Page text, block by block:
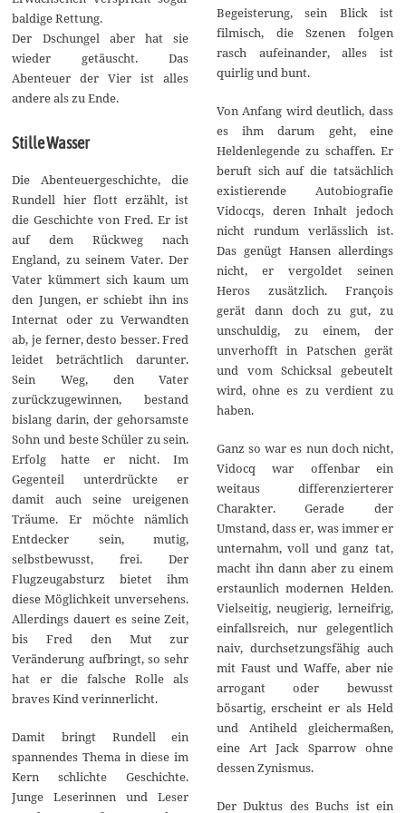
baldige Rettung.
Der Dschungel aber hat sie
wieder getäuscht. Das
Abenteuer der Vier ist alles
andere als zu Ende.
Stille Wasser
Die Abenteuergeschichte, die
Rundell hier flott erzählt, ist
die Geschichte von Fred. Er ist
auf dem Rückweg nach
England, zu seinem Vater. Der
Vater kümmert sich kaum um
den Jungen, er schiebt ihn ins
Internat oder zu Verwandten
ab, je ferner, desto besser. Fred
leidet beträchtlich darunter.
Sein Weg, den Vater
zurückzugewinnen, bestand
bislang darin, der gehorsamste
Sohn und beste Schüler zu sein.
Erfolg hatte er nicht. Im
Gegenteil unterdrückte er
damit auch seine ureigenen
Träume. Er möchte nämlich
Entdecker sein, mutig,
selbstbewusst, frei. Der
Flugzeugabsturz bietet ihm
diese Möglichkeit unversehens.
Allerdings dauert es seine Zeit,
bis Fred den Mut zur
Veränderung aufbringt, so sehr
hat er die falsche Rolle als
braves Kind verinnerlicht.
Damit bringt Rundell ein
spannendes Thema in diese im
Kern schlichte Geschichte.
Junge Leserinnen und Leser
Begeisterung, sein Blick ist
filmisch, die Szenen folgen
rasch aufeinander, alles ist
quirlig und bunt.
Von Anfang wird deutlich, dass
es ihm darum geht, eine
Heldenlegende zu schaffen. Er
beruft sich auf die tatsächlich
existierende Autobiografie
Vidocqs, deren Inhalt jedoch
nicht rundum verlässlich ist.
Das genügt Hansen allerdings
nicht, er vergoldet seinen
Heros zusätzlich. François
gerät dann doch zu gut, zu
unschuldig, zu einem, der
unverhofft in Patschen gerät
und vom Schicksal gebeutelt
wird, ohne es zu verdient zu
haben.
Ganz so war es nun doch nicht,
Vidocq war offenbar ein
weitaus differenzierterer
Charakter. Gerade der
Umstand, dass er, was immer er
unternahm, voll und ganz tat,
macht ihn dann aber zu einem
erstaunlich modernen Helden.
Vielseitig, neugierig, lerneifrig,
einfallsreich, nur gelegentlich
naiv, durchsetzungsfähig auch
mit Faust und Waffe, aber nie
arrogant oder bewusst
bösartig, erscheint er als Held
und Antiheld gleichermaßen,
eine Art Jack Sparrow ohne
dessen Zynismus.
Der Duktus des Buchs ist ein